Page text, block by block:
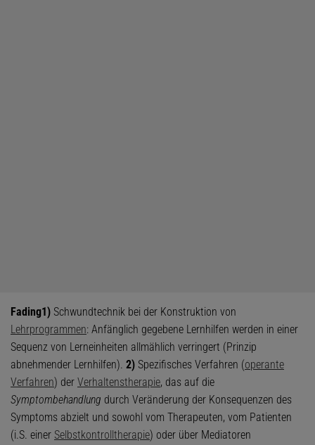
Fading1) Schwundtechnik bei der Konstruktion von
Lehrprogrammen: Anfänglich gegebene Lernhilfen werden in einer
Sequenz von Lerneinheiten allmählich verringert (Prinzip
abnehmender Lernhilfen). 2) Spezifisches Verfahren (operante
Verfahren) der Verhaltenstherapie, das auf die
Symptombehandlung durch Veränderung der Konsequenzen des
Symptoms abzielt und sowohl vom Therapeuten, vom Patienten
(i.S. einer Selbstkontrolltherapie) oder über Mediatoren